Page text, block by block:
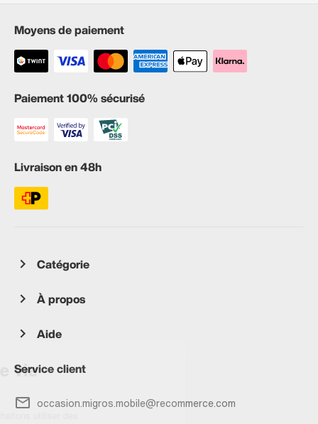
Moyens de paiement
Paiement 100% sécurisé
Livraison en 48h
Catégorie
À propos
Aide
Service client
occasion.migros.mobile@recommerce.com